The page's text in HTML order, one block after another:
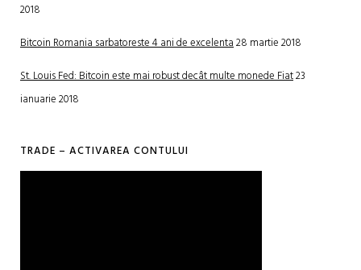
2018
Bitcoin Romania sarbatoreste 4 ani de excelenta28 martie 2018
St. Louis Fed: Bitcoin este mai robust decât multe monede Fiat23
ianuarie 2018
TRADE – ACTIVAREA CONTULUI